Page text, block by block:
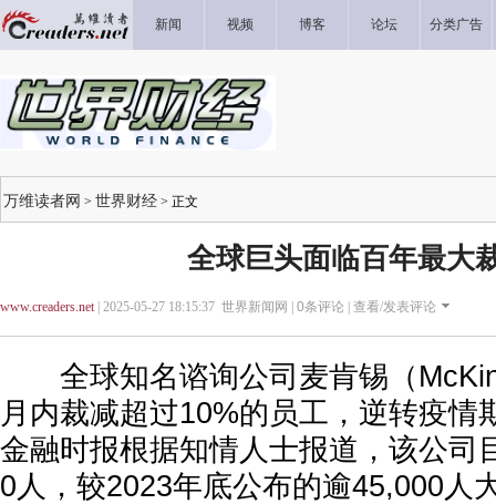
新闻 视频 博客 论坛 分类广告
万维读者网 > 世界财经 > 正文
全球巨头面临百年最大
www.creaders.net| 2025-05-27 18:15:37 世界新闻网 | 0条评论 | 查看/发表评论
全球知名谘询公司麦肯锡（
月内裁减超过10%的员工，逆转疫情
金融时报根据知情人士报道，该公司
0人，较2023年底公布的逾45,000人